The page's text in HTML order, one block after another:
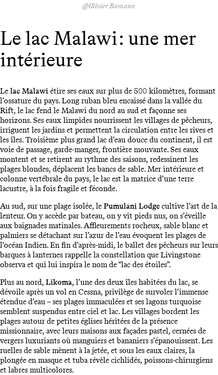
@Olivier Romano
Le lac Malawi : une mer
intérieure
Le lac Malawi étire ses eaux sur plus de 500 kilomètres, formant
l’ossature du pays. Long ruban bleu encaissé dans la vallée du
Rift, le lac fend le Malawi du nord au sud et façonne ses
horizons. Ses eaux limpides nourrissent les villages de pêcheurs,
irriguent les jardins et permettent la circulation entre les rives et
les îles. Troisième plus grand lac d’eau douce du continent, il est
voie de passage, garde-manger, frontière mouvante. Ses eaux
montent et se retirent au rythme des saisons, redessinent les
plages blondes, déplacent les bancs de sable. Mer intérieure et
colonne vertébrale du pays, le lac est la matrice d’une terre
lacustre, à la fois fragile et féconde.
Au sud, sur une plage isolée, le Pumulani Lodge cultive l’art de la
lenteur. On y accède par bateau, on y vit pieds nus, on s’éveille
aux baignades matinales. Affleurements rocheux, sable blanc et
palmiers se détachant sur l’azur de l’eau évoquent les plages de
l’océan Indien. En fin d’après-midi, le ballet des pêcheurs sur leurs
barques à lanternes rappelle la constellation que Livingstone
observa et qui lui inspira le nom de “lac des étoiles”.
Plus au nord, Likoma, l’une des deux îles habitées du lac, se
dévoile après un vol en Cessna, privilège de survoler l’immense
étendue d’eau – ses plages immaculées et ses lagons turquoise
semblent suspendus entre ciel et lac. Les villages bordent les
plages autour de petites églises héritées de la présence
missionnaire, avec leurs maisons aux façades pastel, cernées de
vergers luxuriants où manguiers et bananiers s’épanouissent. Les
ruelles de sable mènent à la jetée, et sous les eaux claires, la
plongée en masque et tuba révèle cichlidés, poissons-chirurgiens
et labres multicolores.